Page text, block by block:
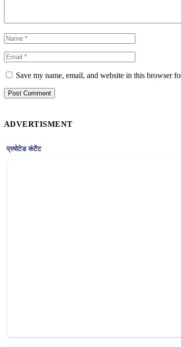
Save my name, email, and website in this browser
ADVERTISMENT